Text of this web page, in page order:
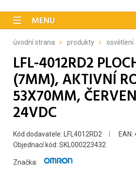
MENU
úvodní strana produkty osvětlení
LFL-4012RD2
(7MM), AKTIVNÍ
53X70MM,
24VDC
Kód dodavatele: LFL4012RD2
Objednací kód: SKL000223432
Značka: